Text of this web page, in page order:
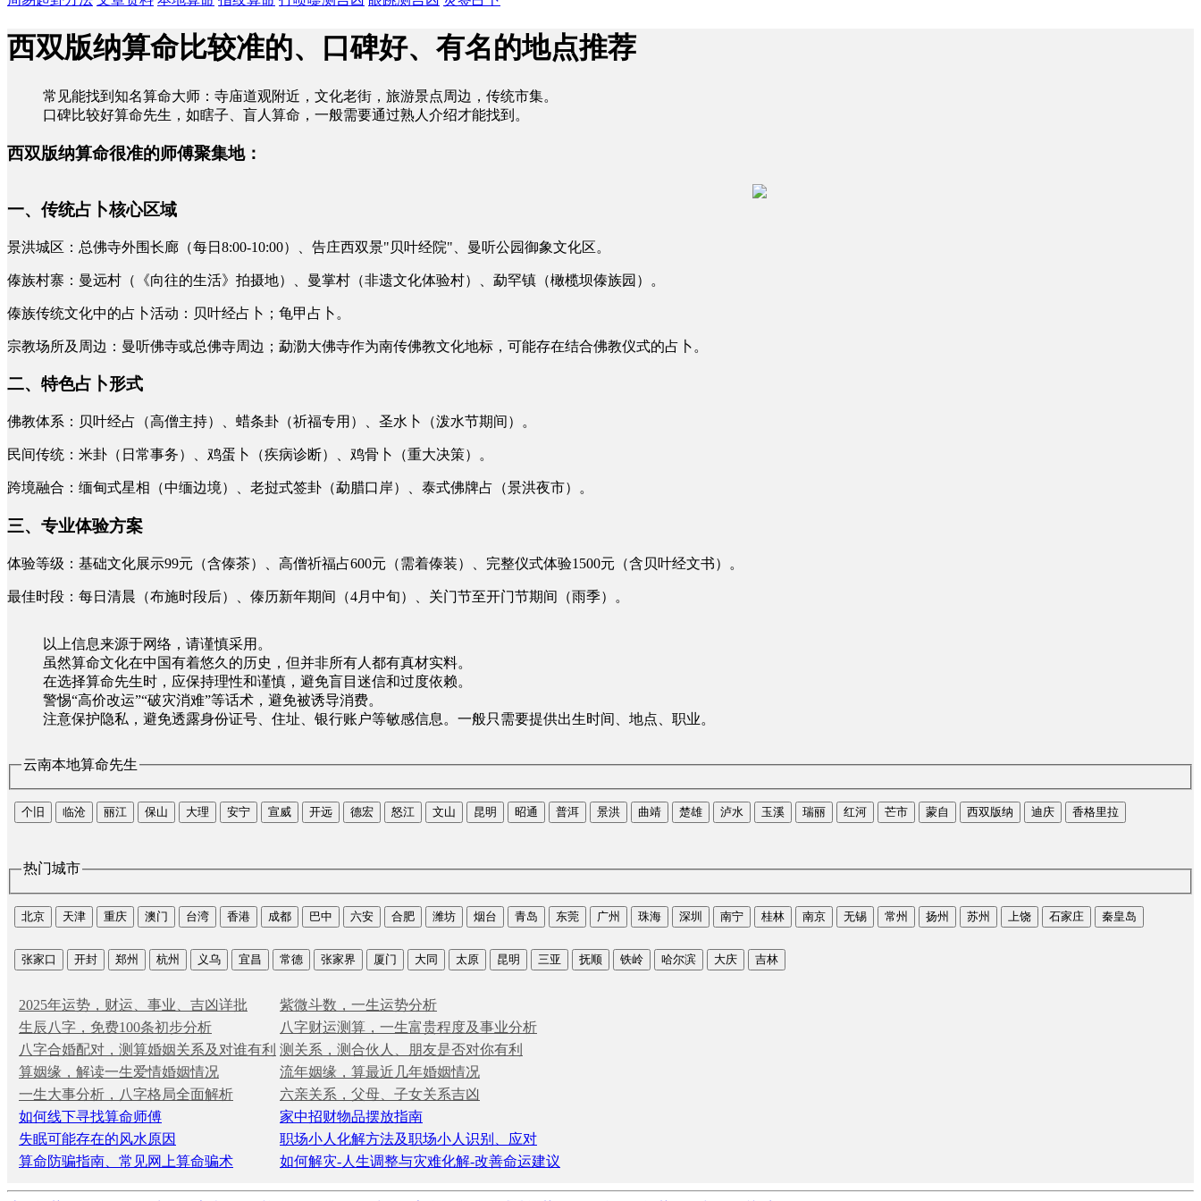
西双版纳算命比较准的、口碑好、有名的地点推荐
常见能找到知名算命大师：寺庙道观附近，文化老街，旅游景点周边，传统市集。
口碑比较好算命先生，如瞎子、盲人算命，一般需要通过熟人介绍才能找到。
西双版纳算命很准的师傅聚集地：
一、传统占卜核心区域
景洪城区：总佛寺外围长廊（每日8:00-10:00）、告庄西双景"贝叶经院"、曼听公园御象文化区。
傣族村寨：曼远村（《向往的生活》拍摄地）、曼掌村（非遗文化体验村）、勐罕镇（橄榄坝傣族园）。
傣族传统文化中的占卜活动：贝叶经占卜；龟甲占卜。
宗教场所及周边：曼听佛寺或总佛寺周边；勐泐大佛寺作为南传佛教文化地标，可能存在结合佛教仪式的占卜。
二、特色占卜形式
佛教体系：贝叶经占（高僧主持）、蜡条卦（祈福专用）、圣水卜（泼水节期间）。
民间传统：米卦（日常事务）、鸡蛋卜（疾病诊断）、鸡骨卜（重大决策）。
跨境融合：缅甸式星相（中缅边境）、老挝式签卦（勐腊口岸）、泰式佛牌占（景洪夜市）。
三、专业体验方案
体验等级：基础文化展示99元（含傣茶）、高僧祈福占600元（需着傣装）、完整仪式体验1500元（含贝叶经文书）。
最佳时段：每日清晨（布施时段后）、傣历新年期间（4月中旬）、关门节至开门节期间（雨季）。
以上信息来源于网络，请谨慎采用。
虽然算命文化在中国有着悠久的历史，但并非所有人都有真材实料。
在选择算命先生时，应保持理性和谨慎，避免盲目迷信和过度依赖。
警惕“高价改运”“破灾消难”等话术，避免被诱导消费。
注意保护隐私，避免透露身份证号、住址、银行账户等敏感信息。一般只需要提供出生时间、地点、职业。
云南本地算命先生
个旧 临沧 丽江 保山 大理 安宁 宣威 开远 德宏 怒江 文山 昆明 昭通 普洱 景洪 曲靖 楚雄 泸水 玉溪 瑞丽 红河 芒市 蒙自 西双版纳 迪庆 香格里拉
热门城市
北京 天津 重庆 澳门 台湾 香港 成都 巴中 六安 合肥 潍坊 烟台 青岛 东莞 广州 珠海 深圳 南宁 桂林 南京 无锡 常州 扬州 苏州 上饶 石家庄 秦皇岛
张家口 开封 郑州 杭州 义乌 宜昌 常德 张家界 厦门 大同 太原 昆明 三亚 抚顺 铁岭 哈尔滨 大庆 吉林
2025年运势，财运、事业、吉凶详批
紫微斗数，一生运势分析
生辰八字，免费100条初步分析
八字财运测算，一生富贵程度及事业分析
八字合婚配对，测算婚姻关系及对谁有利 测关系，测合伙人、朋友是否对你有利
算姻缘，解读一生爱情婚姻情况
流年姻缘，算最近几年婚姻情况
一生大事分析，八字格局全面解析
六亲关系，父母、子女关系吉凶
如何线下寻找算命师傅
家中招财物品摆放指南
失眠可能存在的风水原因
职场小人化解方法及职场小人识别、应对
算命防骗指南、常见网上算命骗术
如何解灾-人生调整与灾难化解-改善命运建议